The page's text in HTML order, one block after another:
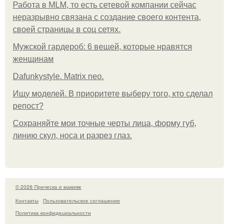
Работа в MLM, то есть сетевой компании сейчас
неразрывно связана с создание своего контента,
своей страницы в соц сетях.
Мужской гардероб: 6 вещей, которые нравятся
женщинам
Dafunkystyle. Matrix neo.
Ищу моделей. В приоритете выберу того, кто сделал
репост?
Сохраняйте мои точные черты лица, форму губ,
линию скул, носа и разрез глаз.
© 2026 Прическа и макияж
Контакты
Пользовательское соглашение
Политика конфидециальности